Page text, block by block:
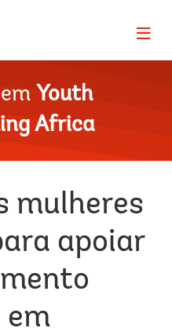
Page
Youth
Africa
mulheres
apoiar